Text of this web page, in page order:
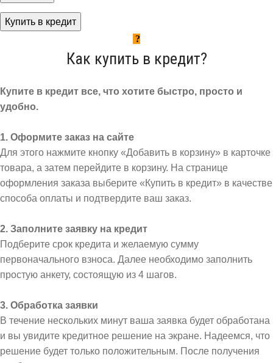
Купить в кредит
Как купить в кредит?
Купите в кредит все, что хотите быстро, просто и
удобно.
1. Оформите заказ на сайте
Для этого нажмите кнопку «Добавить в корзину» в карточке
товара, а затем перейдите в корзину. На странице
оформления заказа выберите «Купить в кредит» в качестве
способа оплаты и подтвердите ваш заказ.
2. Заполните заявку на кредит
Подберите срок кредита и желаемую сумму
первоначального взноса. Далее необходимо заполнить
простую анкету, состоящую из 4 шагов.
3. Обработка заявки
В течение нескольких минут ваша заявка будет обработана
и вы увидите кредитное решение на экране. Надеемся, что
решение будет только положительным. После получения